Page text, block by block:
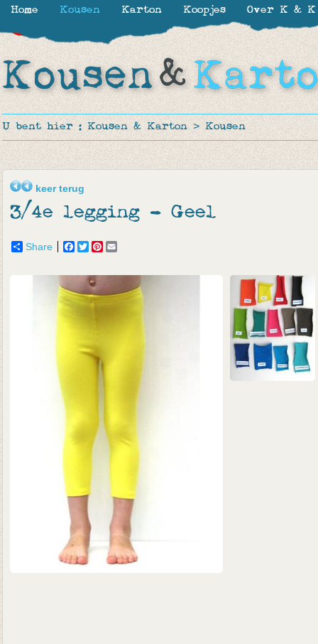
U bent hier : Kousen & Karton > Kousen
keer terug
3/4e legging - Geel
Share Facebook
TwitterPinterest
Home Kousen Karton Koopjes Over K & K